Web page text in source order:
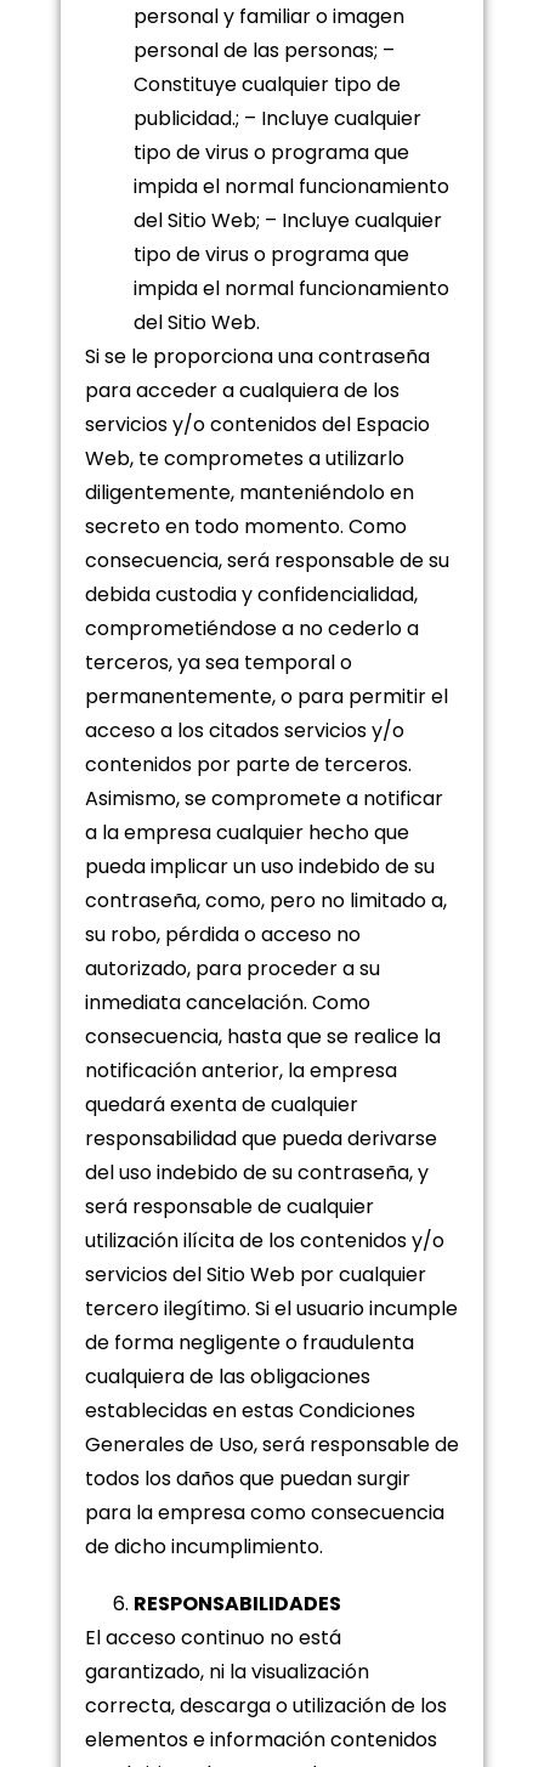
personal y familiar o imagen
personal de las personas; –
Constituye cualquier tipo de
publicidad.; – Incluye cualquier
tipo de virus o programa que
impida el normal funcionamiento
del Sitio Web; – Incluye cualquier
tipo de virus o programa que
impida el normal funcionamiento
del Sitio Web.
Si se le proporciona una contraseña
para acceder a cualquiera de los
servicios y/o contenidos del Espacio
Web, te comprometes a utilizarlo
diligentemente, manteniéndolo en
secreto en todo momento. Como
consecuencia, será responsable de su
debida custodia y confidencialidad,
comprometiéndose a no cederlo a
terceros, ya sea temporal o
permanentemente, o para permitir el
acceso a los citados servicios y/o
contenidos por parte de terceros.
Asimismo, se compromete a notificar
a la empresa cualquier hecho que
pueda implicar un uso indebido de su
contraseña, como, pero no limitado a,
su robo, pérdida o acceso no
autorizado, para proceder a su
inmediata cancelación. Como
consecuencia, hasta que se realice la
notificación anterior, la empresa
quedará exenta de cualquier
responsabilidad que pueda derivarse
del uso indebido de su contraseña, y
será responsable de cualquier
utilización ilícita de los contenidos y/o
servicios del Sitio Web por cualquier
tercero ilegítimo. Si el usuario incumple
de forma negligente o fraudulenta
cualquiera de las obligaciones
establecidas en estas Condiciones
Generales de Uso, será responsable de
todos los daños que puedan surgir
para la empresa como consecuencia
de dicho incumplimiento.
RESPONSABILIDADES
El acceso continuo no está
garantizado, ni la visualización
correcta, descarga o utilización de los
elementos e información contenidos